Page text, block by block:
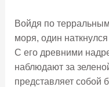
Войдя по
моря, один
С его древними
наблюдают за
представляет собой